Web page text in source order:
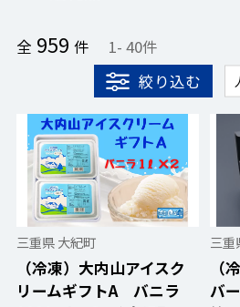
全 959 件 1- 40件
絞り込む
三重県 大紀町
（冷凍）大内山アイスク
リームギフトA バニラ
三重
（
バ